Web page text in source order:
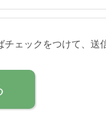
ェックをつけて、送